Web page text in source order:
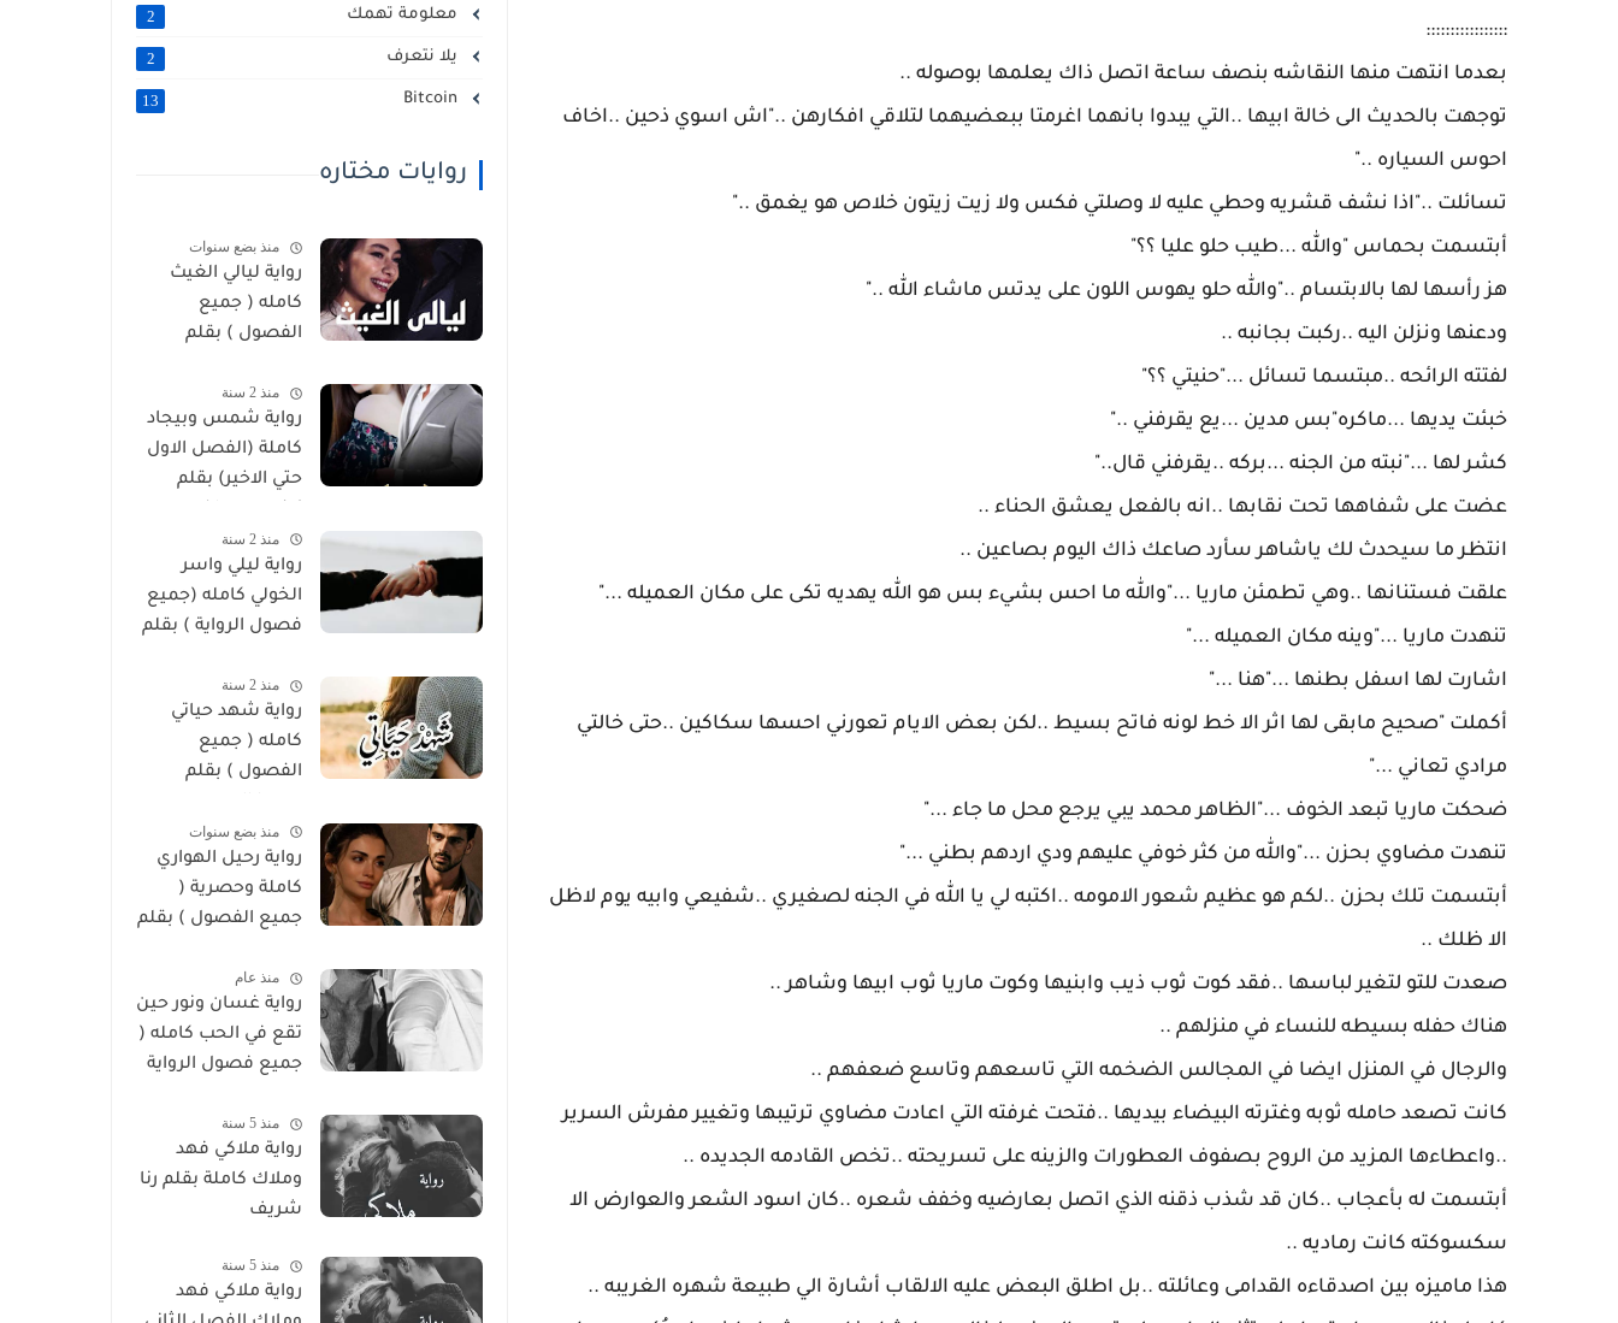
:::::::::::::::::
‎توجهت بالحديث الى خالة ابيها ..التي يبدوا بانهما اغرمتا ببعضيهما لتلاقي افكارهن .."اش اسوي ذحين ..اخاف
احوس السياره .."
‎أكملت "صحيح مابقى لها اثر الا خط لونه فاتح بسيط ..لكن بعض الايام تعورني احسها سكاكين ..حتى خالتي
مرادي تعاني ..."
‎أبتسمت تلك بحزن ..لكم هو عظيم شعور الامومه ..اكتبه لي يا الله في الجنه لصغيري ..شفيعي وابيه يوم لاظل
الا ظلك ..
‎كانت تصعد حامله ثوبه وغترته البيضاء بيديها ..فتحت غرفته التي اعادت مضاوي ترتيبها وتغيير مفرش السرير
..واعطاءها المزيد من الروح بصفوف العطورات والزينه على تسريحته ..تخص القادمه الجديده ..
‎أبتسمت له بأعجاب ..كان قد شذب ذقنه الذي اتصل بعارضيه وخفف شعره ..كان اسود الشعر والعوارض الا
سكسوكته كانت رماديه ..
معلومة تهمك 2
يلا نتعرف 2
13
روايات مختاره
منذ بضع سنوات
رواية ليالي الغيث
كامله ( جميع
الفصول ) بقلم
منذ 2 سنة
رواية شمس وبيجاد
كاملة (الفصل الاول
حتي الاخير) بقلم
منذ 2 سنة
رواية ليلي واسر
الخولي كامله (جميع
فصول الرواية ) بقلم
منذ 2 سنة
رواية شهد حياتي
كامله ( جميع
الفصول ) بقلم
منذ بضع سنوات
رواية رحيل الهواري
كاملة وحصرية (
جميع الفصول ) بقلم
منذ عام
رواية غسان ونور حين
تقع في الحب كامله (
جميع فصول الرواية
منذ 5 سنة
رواية ملاكي فهد
وملاك كاملة بقلم رنا
شريف
منذ 5 سنة
رواية ملاكي فهد